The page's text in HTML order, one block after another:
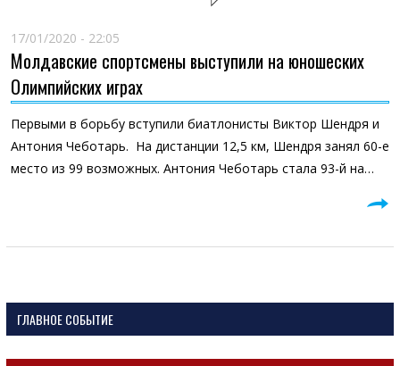
17/01/2020 - 22:05
Молдавские спортсмены выступили на юношеских
Олимпийских играх
Первыми в борьбу вступили биатлонисты Виктор Шендря и
Антония Чеботарь. На дистанции 12,5 км, Шендря занял 60-е
место из 99 возможных. Антония Чеботарь стала 93-й на…
ГЛАВНОЕ СОБЫТИЕ